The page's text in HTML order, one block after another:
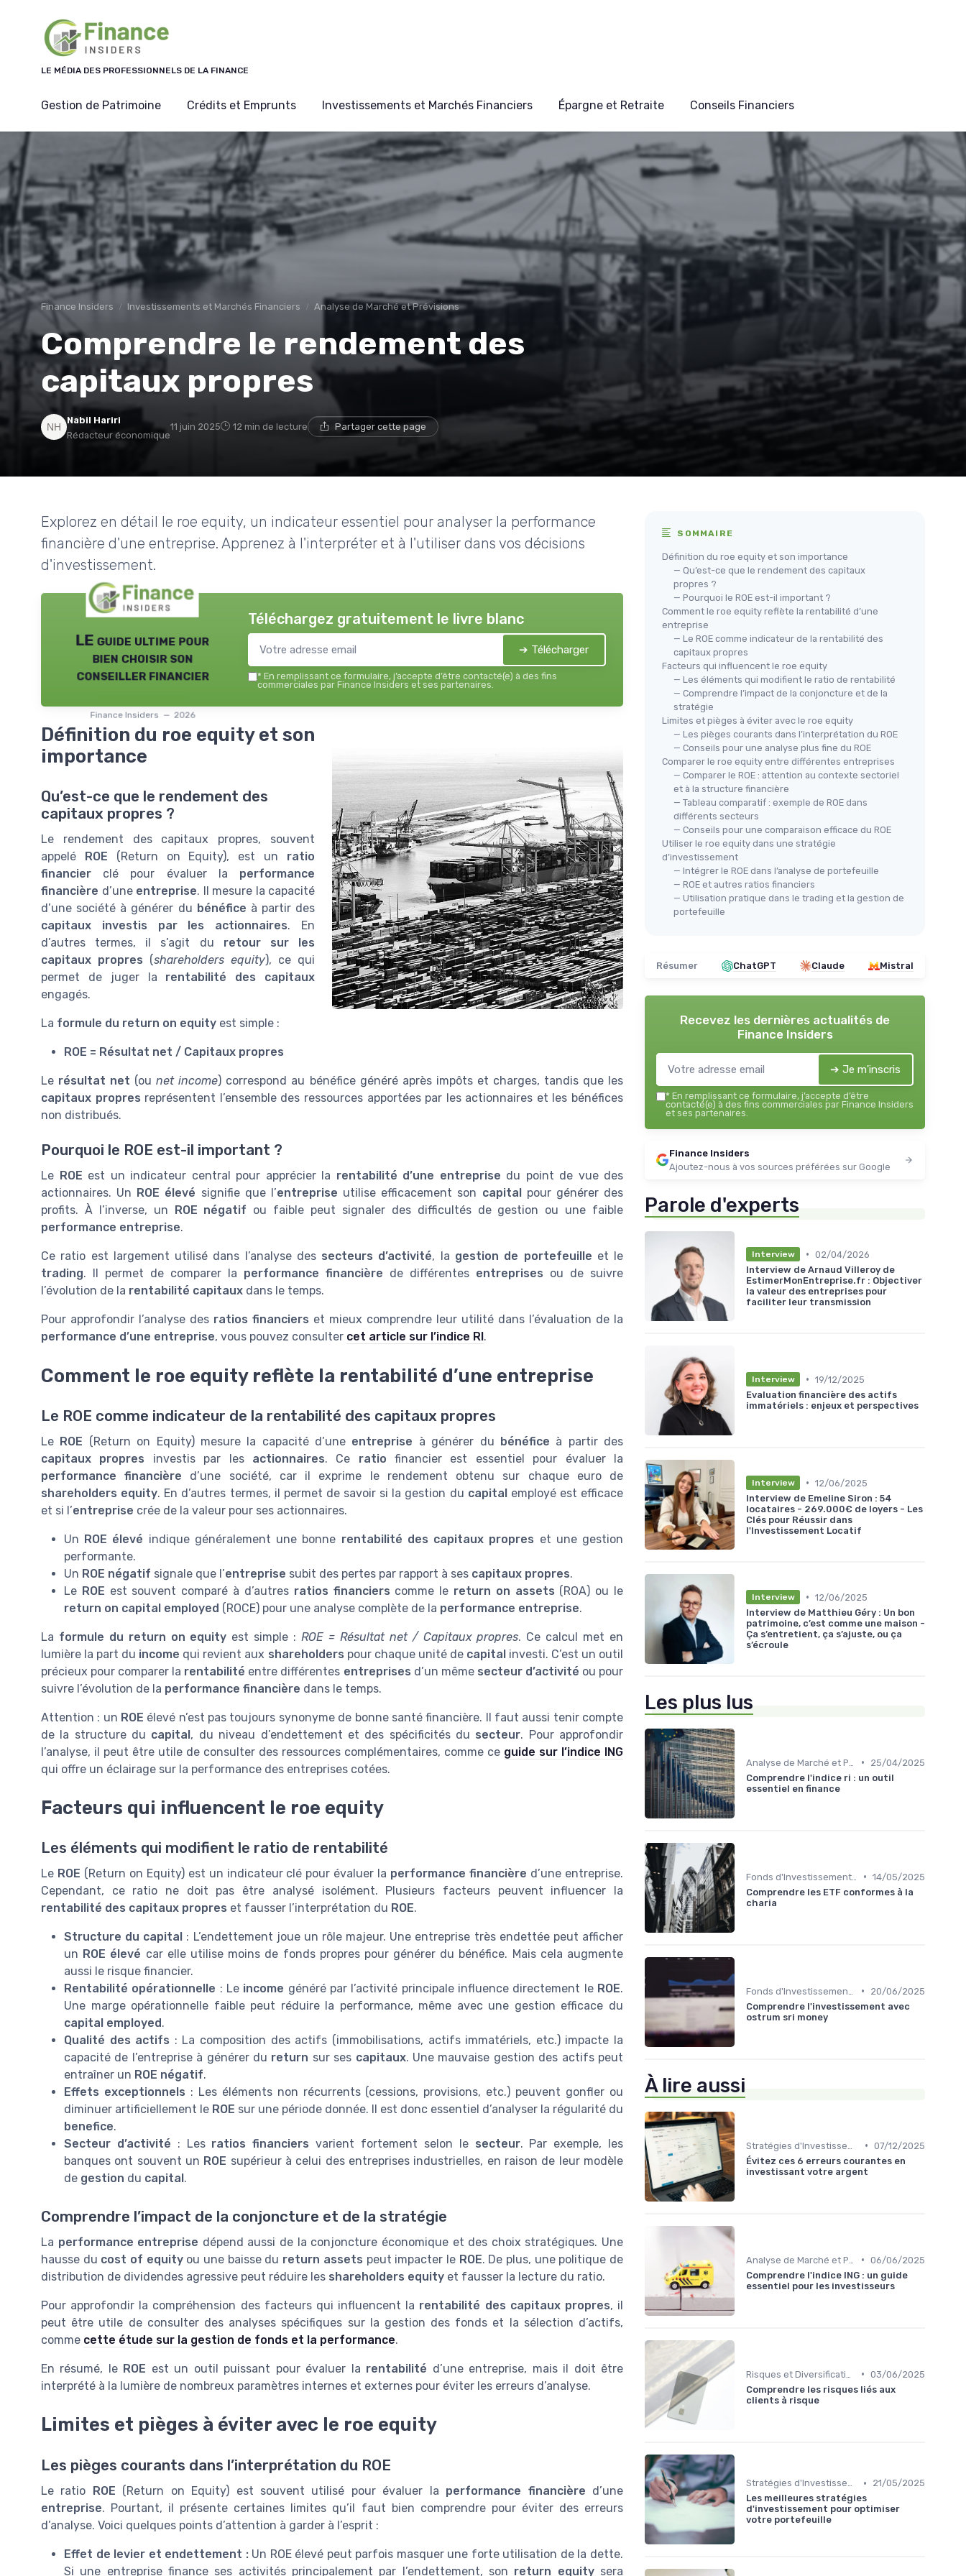
LE MÉDIA DES PROFESSIONNELS DE LA FINANCE
Gestion de Patrimoine Crédits et Emprunts Investissements et Marchés Financiers Épargne et Retraite Conseils Financiers
Finance Insiders Investissements et Marchés Financiers Analyse de Marché et Prévisions
Comprendre le rendement des
capitaux propres
Nabil Hariri
Rédacteur économique
11 juin 2025 12 min de lecture Partager cette page
Explorez en détail le roe equity, un indicateur essentiel pour analyser la performance
financière d'une entreprise. Apprenez à l'interpréter et à l'utiliser dans vos décisions
d'investissement.
LE guide ultime pour
bien choisir son
conseiller financier
Finance Insiders — 2026
Téléchargez gratuitement le livre blanc
➔ Télécharger
* En remplissant ce formulaire, j’accepte d’être contacté(e) à des fins
commerciales par Finance Insiders et ses partenaires.
Définition du roe equity et son
importance
Qu’est-ce que le rendement des
capitaux propres ?
Le rendement des capitaux propres, souvent
appelé ROE (Return on Equity), est un ratio
financier clé pour évaluer la performance
financière d’une entreprise. Il mesure la capacité
d’une société à générer du bénéfice à partir des
capitaux investis par les actionnaires. En
d’autres termes, il s’agit du retour sur les
capitaux propres (shareholders equity), ce qui
permet de juger la rentabilité des capitaux
engagés.
La formule du return on equity est simple :
ROE = Résultat net / Capitaux propres
Le résultat net (ounet income) correspond au bénéfice généré après impôts et charges, tandis que les
capitaux propres représentent l’ensemble des ressources apportées par les actionnaires et les bénéfices
non distribués.
Pourquoi le ROE est-il important ?
Le ROE est un indicateur central pour apprécier la rentabilité d’une entreprise du point de vue des
actionnaires. Un ROE élevé signifie que l’entreprise utilise efficacement son capital
pour générer des
profits. À l’inverse, un
ROE négatif ou faible peut signaler des difficultés de gestion ou une faible
performance entreprise.
Ce ratio est largement utilisé dans l’analyse des secteurs d’activité, la gestion de portefeuille et le
trading. Il permet de comparer la performance financière de différentes entreprises ou de suivre
l’évolution de la rentabilité capitaux dans le temps.
Pour approfondir l’analyse des ratios financiers et mieux comprendre leur utilité dans l’évaluation de la
performance d’une entreprise, vous pouvez consulter cet article sur l’indice RI .
Comment le roe equity reflète la rentabilité d’une entreprise
Le ROE comme indicateur de la rentabilité des capitaux propres
Le ROE (Return on Equity) mesure la capacité d’une entreprise à générer du bénéfice à partir des
capitaux propres investis par les actionnaires. Ce ratio financier est essentiel pour évaluer la
performance financière d’une société, car il exprime le rendement obtenu sur chaque euro de
shareholders equity. En d’autres termes, il permet de savoir si la gestion du capitalemployé est efficace
et si l’entreprise crée de la valeur pour ses actionnaires.
Un ROE élevé indique généralement une bonne rentabilité des capitaux propres et une gestion
performante.
Un ROE négatif signale que l’entreprise subit des pertes par rapport à ses capitaux propres.
Le ROE est souvent comparé à d’autres ratios financiers comme le return on assets (ROA) ou le
return on capital employed (ROCE) pour une analyse complète de la performance entreprise.
La formule du return on equity est simple : ROE = Résultat net / Capitaux propres. Ce calcul met en
lumière la part du income qui revient aux shareholders pour chaque unité de capitalinvesti. C’est un outil
précieux pour comparer la rentabilité entre différentes entreprises d’un même secteur d’activité ou pour
suivre l’évolution de la performance financière dans le temps.
Attention : un ROE élevé n’est pas toujours synonyme de bonne santé financière. Il faut aussi tenir compte
de la structure du capital, du niveau d’endettement et des spécificités du secteur. Pour approfondir
l’analyse, il peut être utile de consulter des ressources complémentaires, comme ce guide sur l’indice ING
qui offre un éclairage sur la performance des entreprises cotées.
Facteurs qui influencent le roe equity
Les éléments qui modifient le ratio de rentabilité
Le ROE (Return on Equity) est un indicateur clé pour évaluer la performance financière d’une entreprise.
Cependant, ce ratio ne doit pas être analysé isolément. Plusieurs facteurs peuvent influencer la
rentabilité des capitaux propres et fausser l’interprétation du ROE.
Structure du capital : L’endettement joue un rôle majeur. Une entreprise très endettée peut afficher
un ROE élevé car elle utilise moins de fonds propres pour générer du bénéfice. Mais cela augmente
aussi le risque financier.
Rentabilité opérationnelle : Le income généré par l’activité principale influence directement le ROE.
Une marge opérationnelle faible peut réduire la performance, même avec une gestion efficace du
capital employed.
Qualité des actifs : La composition des actifs (immobilisations, actifs immatériels, etc.) impacte la
capacité de l’entreprise à générer du return sur ses capitaux. Une mauvaise gestion des actifs peut
entraîner un ROE négatif.
Effets exceptionnels : Les éléments non récurrents (cessions, provisions, etc.) peuvent gonfler ou
diminuer artificiellement le ROE sur une période donnée. Il est donc essentiel d’analyser la régularité du
benefice.
Secteur d’activité : Les ratios financiers varient fortement selon le secteur. Par exemple, les
banques ont souvent un ROE supérieur à celui des entreprises industrielles, en raison de leur modèle
de gestion du capital.
Comprendre l’impact de la conjoncture et de la stratégie
La performance entreprise dépend aussi de la conjoncture économique et des choix stratégiques. Une
hausse du cost of equityou une baisse du return assets peut impacter le ROE. De plus, une politique de
distribution de dividendes agressive peut réduire les shareholders equity et fausser la lecture du ratio.
Pour approfondir la compréhension des facteurs qui influencent la rentabilité des capitaux propres, il
peut être utile de consulter des analyses spécifiques sur la gestion des fonds et la sélection d’actifs,
comme cette étude sur la gestion de fonds et la performance.
En résumé, le ROE est un outil puissant pour évaluer la rentabilité d’une entreprise, mais il doit être
interprété à la lumière de nombreux paramètres internes et externes pour éviter les erreurs d’analyse.
Limites et pièges à éviter avec le roe equity
Les pièges courants dans l’interprétation du ROE
Le ratio ROE (Return on Equity) est souvent utilisé pour évaluer la performance financière d’une
entreprise. Pourtant, il présente certaines limites qu’il faut bien comprendre pour éviter des erreurs
d’analyse. Voici quelques points d’attention à garder à l’esprit :
Effet de levier et endettement :Un ROE élevé peut parfois masquer une forte utilisation de la dette.
Si une entreprise finance ses activités principalement par l’endettement, son return equitysera
SOMMAIRE
Définition du roe equity et son importance
— Qu’est-ce que le rendement des capitaux
propres ?
— Pourquoi le ROE est-il important ?
Comment le roe equity reflète la rentabilité d’une
entreprise
— Le ROE comme indicateur de la rentabilité des
capitaux propres
Facteurs qui influencent le roe equity
— Les éléments qui modifient le ratio de rentabilité
— Comprendre l’impact de la conjoncture et de la
stratégie
Limites et pièges à éviter avec le roe equity
— Les pièges courants dans l’interprétation du ROE
— Conseils pour une analyse plus fine du ROE
Comparer le roe equity entre différentes entreprises
— Comparer le ROE : attention au contexte sectoriel
et à la structure financière
— Tableau comparatif : exemple de ROE dans
différents secteurs
— Conseils pour une comparaison efficace du ROE
Utiliser le roe equity dans une stratégie
d’investissement
— Intégrer le ROE dans l’analyse de portefeuille
— ROE et autres ratios financiers
— Utilisation pratique dans le trading et la gestion de
portefeuille
Résumer ChatGPT Claude Mistral
Recevez les dernières actualités de
Finance Insiders
➔ Je m'inscris
* En remplissant ce formulaire, j’accepte d’être
contacté(e) à des fins commerciales par Finance Insiders
et ses partenaires.
Finance Insiders
Ajoutez-nous à vos sources préférées sur Google
Parole d'experts
Interview • 02/04/2026
Interview de Arnaud Villeroy de
EstimerMonEntreprise.fr : Objectiver
la valeur des entreprises pour
faciliter leur transmission
Interview • 19/12/2025
Evaluation financière des actifs
immatériels : enjeux et perspectives
Interview • 12/06/2025
Interview de Emeline Siron : 54
locataires - 269.000€ de loyers - Les
Clés pour Réussir dans
l'Investissement Locatif
Interview • 12/06/2025
Interview de Matthieu Géry : Un bon
patrimoine, c’est comme une maison -
Ça s’entretient, ça s’ajuste, ou ça
s’écroule
Les plus lus
•
25/04/2025
Comprendre l'indice ri : un outil
essentiel en finance
• 14/05/2025
Comprendre les ETF conformes à la
charia
•
20/06/2025
Comprendre l'investissement avec
ostrum sri money
À lire aussi
• 07/12/2025
Évitez ces 6 erreurs courantes en
investissant votre argent
• 06/06/2025
Comprendre l'indice ING : un guide
essentiel pour les investisseurs
• 03/06/2025
Comprendre les risques liés aux
clients à risque
Stratégies d'Investissement en Bourse •
21/05/2025
Les meilleures stratégies
d'investissement pour optimiser
votre portefeuille